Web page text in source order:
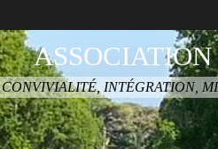
CONVIVIALITÉ, INTÉGRATION,